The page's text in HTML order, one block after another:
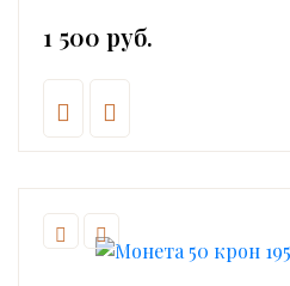
1 500 руб.